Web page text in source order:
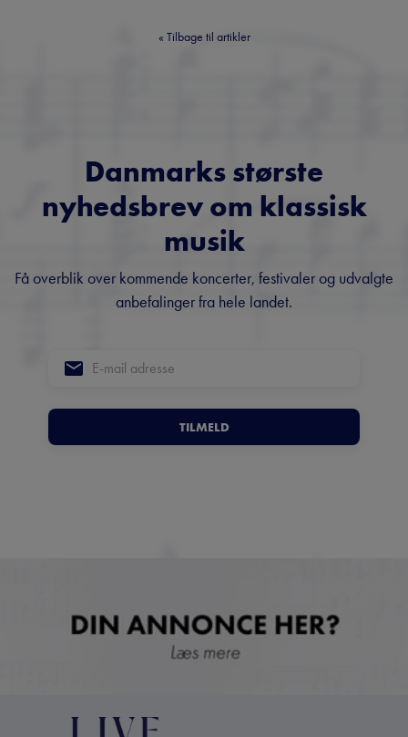
« Tilbage til artikler
Danmarks største
nyhedsbrev om klassisk
musik
Få overblik over kommende koncerter, festivaler og udvalgte
anbefalinger fra hele landet.
TILMELD